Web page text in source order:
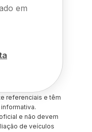
em
referenciais e têm
e não devem
de veículos